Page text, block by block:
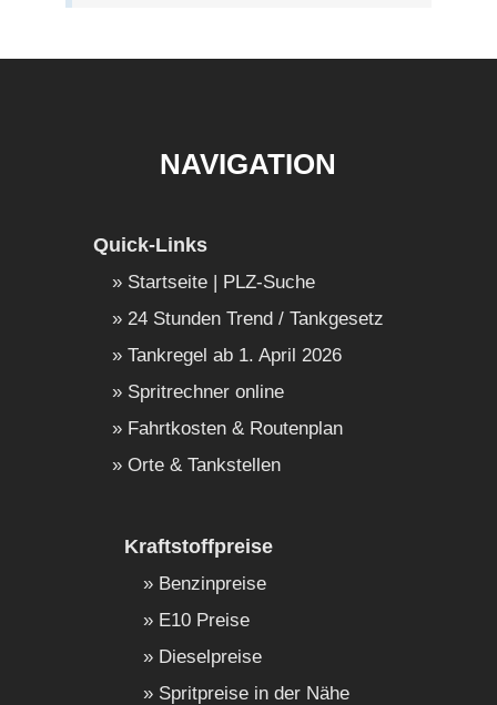
NAVIGATION
Quick-Links
Startseite | PLZ-Suche
24 Stunden Trend / Tankgesetz
Tankregel ab 1. April 2026
Spritrechner online
Fahrtkosten & Routenplan
Orte & Tankstellen
Kraftstoffpreise
Benzinpreise
E10 Preise
Dieselpreise
Spritpreise in der Nähe